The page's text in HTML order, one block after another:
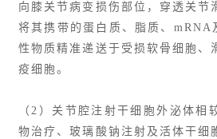
向膝关节病变损伤部位，穿透关节
将其携带的蛋白质、脂质、
性物质精准递送于受损软骨细胞、
疫细胞。
（2）关节腔注射干细胞外泌体相
物治疗、玻璃酸钠注射及活体干细